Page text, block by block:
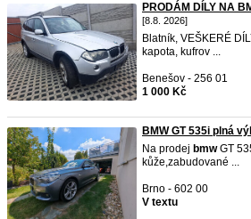
PRODÁM DÍLY NA
[8.8. 2026]
Blatník, VEŠKERÉ
kapota, kufrov ...
Benešov - 256 01
1 000 Kč
BMW GT 535i plná
Na prodej bmwGT
kůže,zabudované ...
Brno - 602 00
V textu